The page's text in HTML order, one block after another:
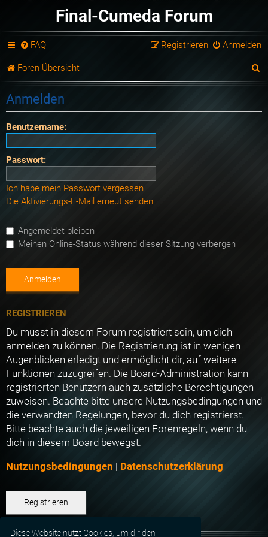
Diese Website nutzt Cookies, um dir den
Final-Cumeda Forum
FAQ Anmelden
Registrieren
Foren-Übersicht
Anmelden
Benutzername:
Passwort:
Ich habe mein Passwort vergessen
Die Aktivierungs-E-Mail erneut senden
Angemeldet bleiben
Meinen Online-Status während dieser Sitzung verbergen
REGISTRIEREN
Du musst in diesem Forum registriert sein, um dich
anmelden zu können. Die Registrierung ist in wenigen
Augenblicken erledigt und ermöglicht dir, auf weitere
Funktionen zuzugreifen. Die Board-Administration kann
registrierten Benutzern auch zusätzliche Berechtigungen
zuweisen. Beachte bitte unsere Nutzungsbedingungen und
die verwandten Regelungen, bevor du dich registrierst.
Bitte beachte auch die jeweiligen Forenregeln, wenn du
dich in diesem Board bewegst.
Nutzungsbedingungen | Datenschutzerklärung
Registrieren